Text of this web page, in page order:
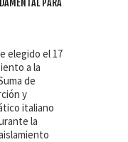
elegido el 17
a la
de
y
italiano
la